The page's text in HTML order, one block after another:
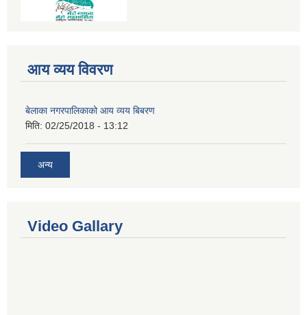
आय व्यय विवरण
बेलाका नगरपालिकाको आय व्यय बिबरण
मिति: 02/25/2018 - 13:12
अन्य
Video Gallary